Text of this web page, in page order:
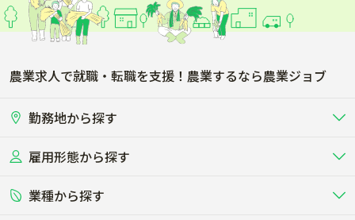
農業求人で就職・転職を支援！農業するなら農業ジョブ
勤務地から探す
北海道
関東
雇用形態から探す
正社員 バイト・アルバイト・パート
業種から探す